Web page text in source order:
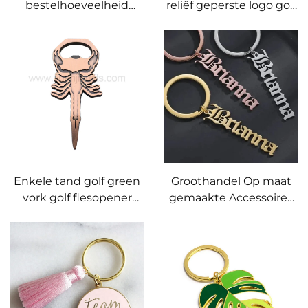
bestelhoeveelheid
metalen tasje labels op
maat met
gepersonaliseerd logo
bagagelabel met PU
metaalsluiting touw
reliëf geperste logo golf
bagage label met
naamkaart
Enkele tand golf green
vork golf flesopener
divot tool aangepaste
divot reparatietool
Groothandel Op maat
gemaakte Accessoires
Sleutelhanger Goud
Zilver Gestoten
Sleutelhangers